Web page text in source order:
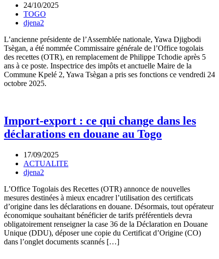
24/10/2025
TOGO
djena2
L’ancienne présidente de l’Assemblée nationale, Yawa Djigbodi
Tsègan, a été nommée Commissaire générale de l’Office togolais
des recettes (OTR), en remplacement de Philippe Tchodie après 5
ans à ce poste. Inspectrice des impôts et anctuelle Maire de la
Commune Kpelé 2, Yawa Tsègan a pris ses fonctions ce vendredi 24
octobre 2025.
Import-export : ce qui change dans les
déclarations en douane au Togo
17/09/2025
ACTUALITE
djena2
L’Office Togolais des Recettes (OTR) annonce de nouvelles
mesures destinées à mieux encadrer l’utilisation des certificats
d’origine dans les déclarations en douane. Désormais, tout opérateur
économique souhaitant bénéficier de tarifs préférentiels devra
obligatoirement renseigner la case 36 de la Déclaration en Douane
Unique (DDU), déposer une copie du Certificat d’Origine (CO)
dans l’onglet documents scannés […]